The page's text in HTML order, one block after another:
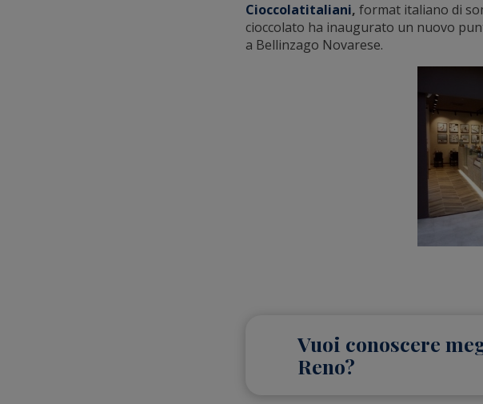
Cioccolatitaliani, format italiano di
cioccolato ha inaugurato un nuovo
a Bellinzago Novarese.
Vuoi conoscere
Reno?